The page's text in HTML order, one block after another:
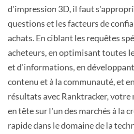
d'impression 3D, il faut
questions et les facteurs de
achats. En ciblant les requêtes
acheteurs, en optimisant toutes
et d'informations, en
contenu et à la communauté, et
résultats avec Ranktracker, votre
en tête sur l'un des marchés à la
rapide dans le domaine de la